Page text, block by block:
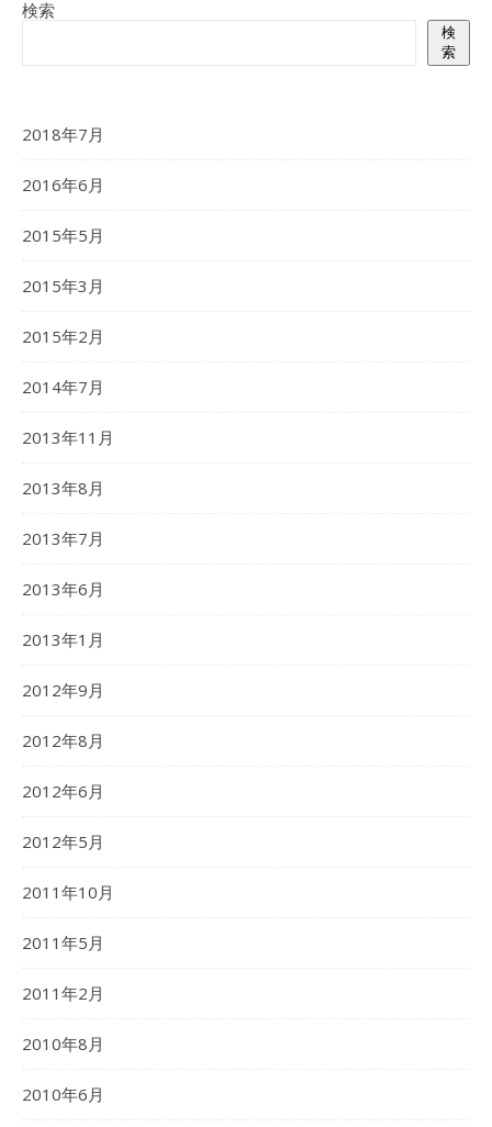
検索
検
索
2018年7月
2016年6月
2015年5月
2015年3月
2015年2月
2014年7月
2013年11月
2013年8月
2013年7月
2013年6月
2013年1月
2012年9月
2012年8月
2012年6月
2012年5月
2011年10月
2011年5月
2011年2月
2010年8月
2010年6月